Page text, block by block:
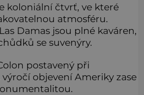
koloniální čtvrť, ve které
atmosféru.
Damas jsou plné kaváren,
se suvenýry.
postavený při
objevení Ameriky zase